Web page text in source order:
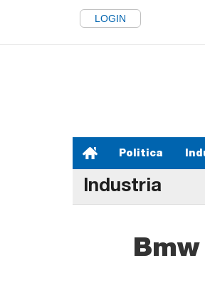
LOGIN
Politica
Industria